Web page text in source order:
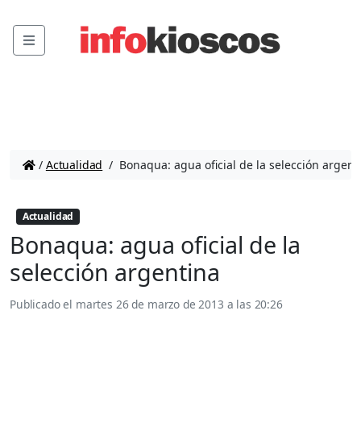
Menu
/ Actualidad / Bonaqua: agua oficial de la selección
Actualidad
Bonaqua: agua oficial de la
selección argentina
Publicado el martes 26 de marzo de 2013 a las 20:26